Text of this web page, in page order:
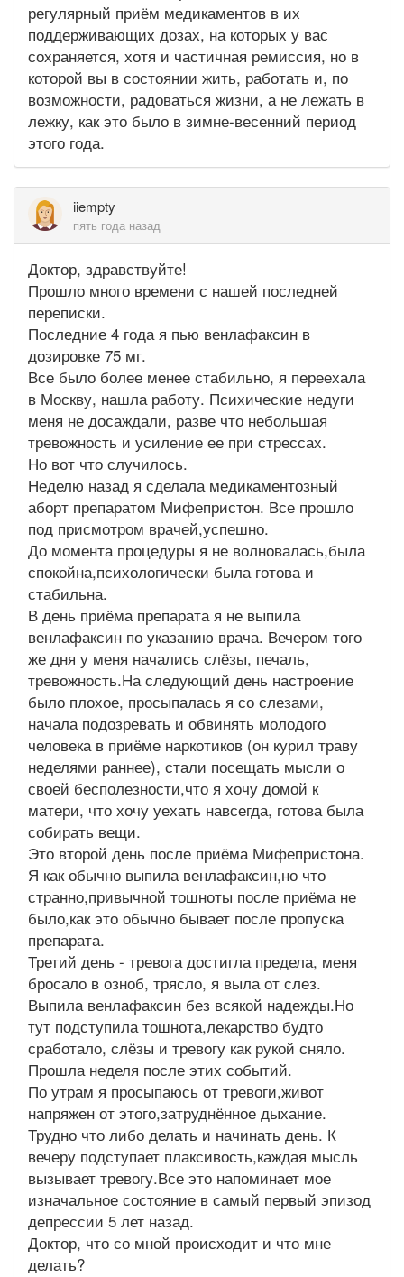
регулярный приём медикаментов в их
поддерживающих дозах, на которых у вас
сохраняется, хотя и частичная ремиссия, но в
которой вы в состоянии жить, работать и, по
возможности, радоваться жизни, а не лежать в
лежку, как это было в зимне-весенний период
этого года.
iiempty
пять года назад
Доктор, здравствуйте!
Прошло много времени с нашей последней
переписки.
Последние 4 года я пью венлафаксин в
дозировке 75 мг.
Все было более менее стабильно, я переехала
в Москву, нашла работу. Психические недуги
меня не досаждали, разве что небольшая
тревожность и усиление ее при стрессах.
Но вот что случилось.
Неделю назад я сделала медикаментозный
аборт препаратом Мифепристон. Все прошло
под присмотром врачей,успешно.
До момента процедуры я не волновалась,была
спокойна,психологически была готова и
стабильна.
В день приёма препарата я не выпила
венлафаксин по указанию врача. Вечером того
же дня у меня начались слёзы, печаль,
тревожность.На следующий день настроение
было плохое, просыпалась я со слезами,
начала подозревать и обвинять молодого
человека в приёме наркотиков (он курил траву
неделями раннее), стали посещать мысли о
своей бесполезности,что я хочу домой к
матери, что хочу уехать навсегда, готова была
собирать вещи.
Это второй день после приёма Мифепристона.
Я как обычно выпила венлафаксин,но что
странно,привычной тошноты после приёма не
было,как это обычно бывает после пропуска
препарата.
Третий день - тревога достигла предела, меня
бросало в озноб, трясло, я выла от слез.
Выпила венлафаксин без всякой надежды.Но
тут подступила тошнота,лекарство будто
сработало, слёзы и тревогу как рукой сняло.
Прошла неделя после этих событий.
По утрам я просыпаюсь от тревоги,живот
напряжен от этого,затруднённое дыхание.
Трудно что либо делать и начинать день. К
вечеру подступает плаксивость,каждая мысль
вызывает тревогу.Все это напоминает мое
изначальное состояние в самый первый эпизод
депрессии 5 лет назад.
Доктор, что со мной происходит и что мне
делать?